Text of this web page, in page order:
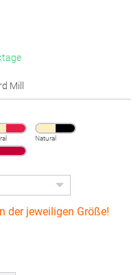
Mill
Natural
der jeweiligen Größe!